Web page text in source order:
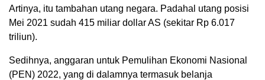
Artinya, itu tambahan utang negara. Padahal utang posisi
Mei 2021 sudah 415 miliar dollar AS (sekitar Rp 6.017
triliun).
Sedihnya, anggaran untuk Pemulihan Ekonomi Nasional
(PEN) 2022, yang di dalamnya termasuk belanja